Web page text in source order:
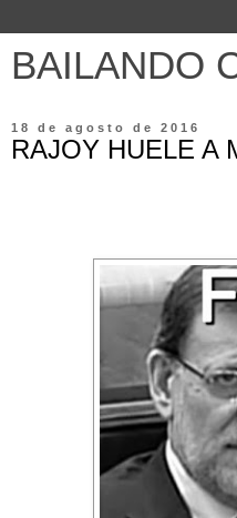
BAILANDO
18 de agosto de 2016
RAJOY HUELE A